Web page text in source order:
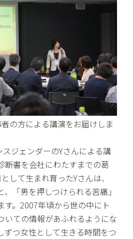
の方による講演をお届けしま
ジェンダーのYさんによる講
断書を会社にわたすまでの葛
して生まれ育ったYさんは、
「男を押しつけられる苦痛」
す。2007年頃から世の中にト
いての情報があふれるようにな
ずつ女性として生きる時間をつ